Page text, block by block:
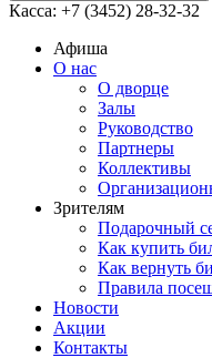
Касса: +7 (3452) 28-32-32
Афиша
О нас
О дворце
Залы
Руководство
Партнеры
Коллективы
Зрителям
Подарочный
Как купить
Как вернуть
Правила
Новости
Акции
Контакты